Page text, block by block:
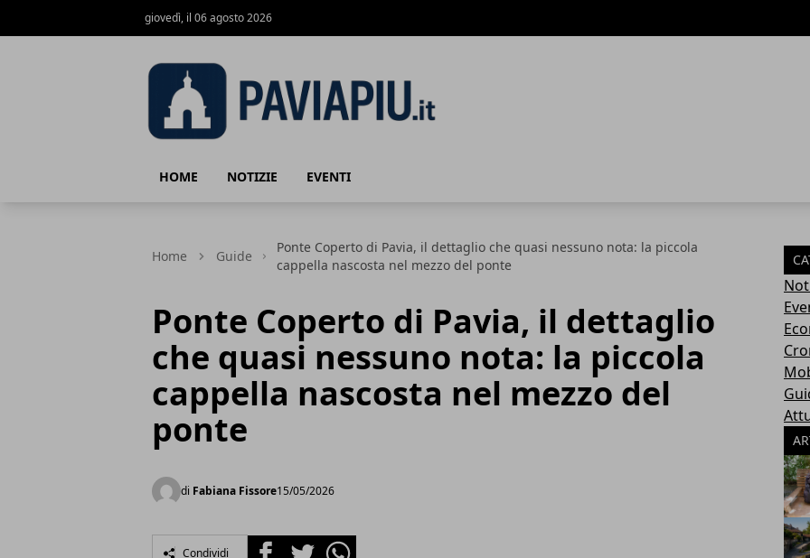
giovedì, il 06 agosto 2026
HOME NOTIZIE EVENTI
Home Guide
Ponte Coperto di Pavia, il dettaglio che quasi nessuno nota: la piccola
cappella nascosta nel mezzo del ponte
Ponte Coperto di Pavia, il dettaglio
che quasi nessuno nota: la piccola
cappella nascosta nel mezzo del
ponte
di Fabiana Fissore15/05/2026
Condividi FacebookTwitterWhatsapp